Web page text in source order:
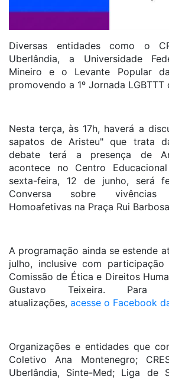
Diversas entidades como o
Uberlândia, a Universidade
Mineiro e o Levante Popular
promovendo a 1º Jornada LGBTTT
Nesta terça, às 17h, haverá a
sapatos de Aristeu" que trata
debate terá a presença de
acontece no Centro
sexta-feira, 12 de junho, será
Conversa sobre vivências
Homoafetivas na Praça Rui
A programação ainda se estende
julho, inclusive com
Comissão de Ética e Direitos
Gustavo Teixeira. Para
atualizações, acesse o Facebook
Organizações e entidades que
Coletivo Ana Montenegro;
Uberlândia, Sinte-Med; Liga de